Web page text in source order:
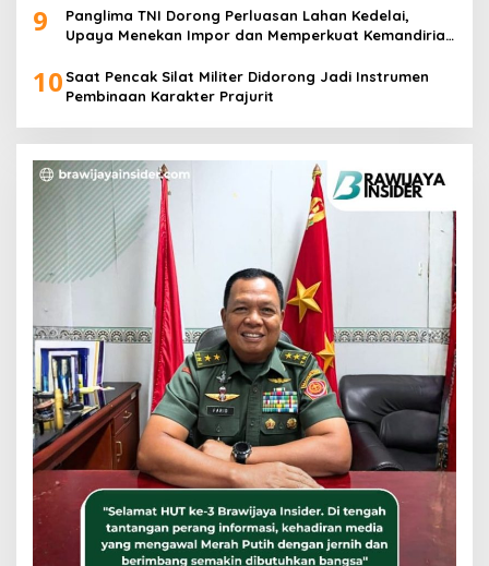
9
Panglima TNI Dorong Perluasan Lahan Kedelai,
Upaya Menekan Impor dan Memperkuat Kemandirian
10 Saat Pencak Silat Militer Didorong Jadi Instrumen
Pembinaan Karakter Prajurit